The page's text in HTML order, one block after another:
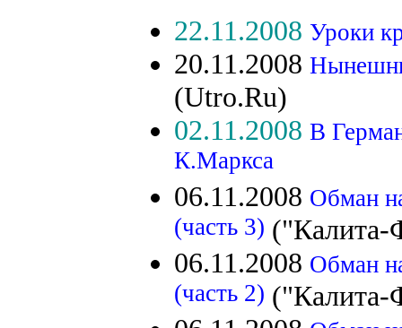
22.11.2008 Уроки
20.11.2008
(Utro.Ru)
02.11.2008 В
К.Маркса
06.11.2008 Обман
(часть 3) ("Калита-
06.11.2008 Обман
(часть 2) ("Калита-